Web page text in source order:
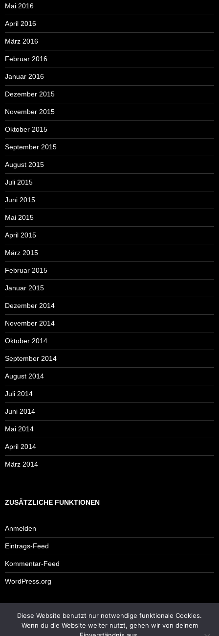
Mai 2016
April 2016
März 2016
Februar 2016
Januar 2016
Dezember 2015
November 2015
Oktober 2015
September 2015
August 2015
Juli 2015
Juni 2015
Mai 2015
April 2015
März 2015
Februar 2015
Januar 2015
Dezember 2014
November 2014
Oktober 2014
September 2014
August 2014
Juli 2014
Juni 2014
Mai 2014
April 2014
März 2014
ZUSÄTZLICHE FUNKTIONEN
Anmelden
Eintrags-Feed
Kommentar-Feed
WordPress.org
Impressum
Diese Website benutzt nur notwendige funktionale Cookies.
Wenn du die Website weiter nutzt, gehen wir von deinem